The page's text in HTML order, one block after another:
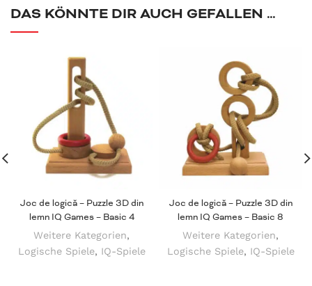
DAS KÖNNTE DIR AUCH GEFALLEN …
Joc de logică – Puzzle 3D din
lemn IQ Games – Basic 4
Weitere Kategorien,
Logische Spiele, IQ-Spiele
Joc de logică – Puzzle 3D din
lemn IQ Games – Basic 8
Weitere Kategorien,
Logische Spiele, IQ-Spiele